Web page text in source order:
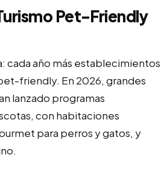
Pet-Friendly
cada año más establecimientos
friendly. En 2026, grandes
lanzado programas
con habitaciones
para perros y gatos, y